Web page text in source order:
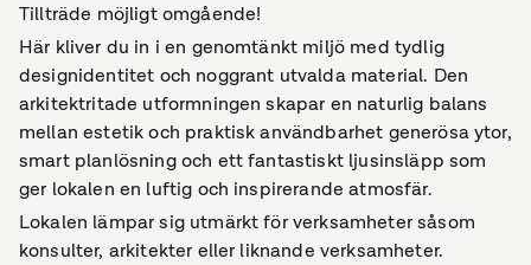
Tillträde möjligt omgående!
Här kliver du in i en genomtänkt miljö med tydlig
designidentitet och noggrant utvalda material. Den
arkitektritade utformningen skapar en naturlig balans
mellan estetik och praktisk användbarhet generösa ytor,
smart planlösning och ett fantastiskt ljusinsläpp som
ger lokalen en luftig och inspirerande atmosfär.
Lokalen lämpar sig utmärkt för verksamheter såsom
konsulter, arkitekter eller liknande verksamheter.